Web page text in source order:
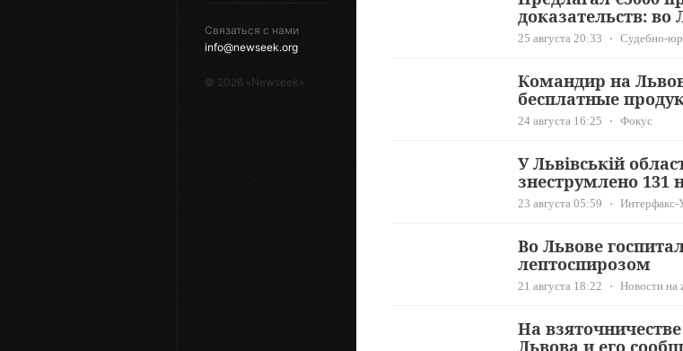
Связаться с нами
info@newseek.org
© 2026 «Newseek»
доказательств:
25 августа 20:33 Судебно-
Командир на
бесплатные
24 августа 16:25 Фокус
У Львівській
знеструмлено 131
23 августа 05:59 Интерфакс-
Во Львове
лептоспирозом
21 августа 18:22 Новости на
На
Львова и его